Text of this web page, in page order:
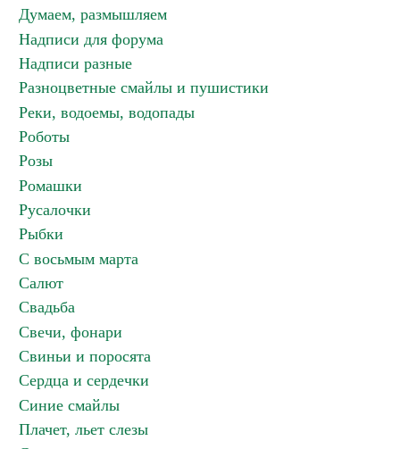
Думаем, размышляем
Надписи для форума
Надписи разные
Разноцветные смайлы и пушистики
Реки, водоемы, водопады
Роботы
Розы
Ромашки
Русалочки
Рыбки
С восьмым марта
Салют
Свадьба
Свечи, фонари
Свиньи и поросята
Сердца и сердечки
Синие смайлы
Плачет, льет слезы